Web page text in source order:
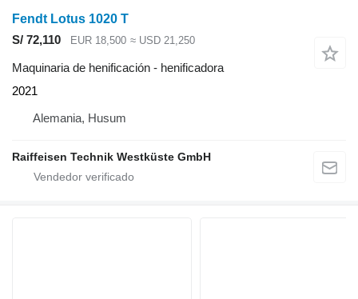
Fendt Lotus 1020 T
S/ 72,110
EUR 18,500 ≈ USD 21,250
Maquinaria de henificación - henificadora
2021
Alemania, Husum
Raiffeisen Technik Westküste GmbH